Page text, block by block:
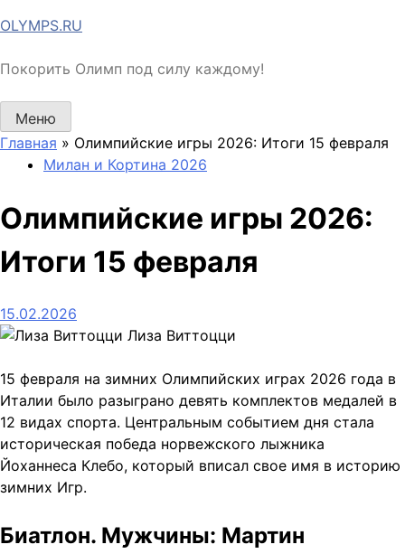
Перейти
содержимому
OLYMPS.RU
Покорить Олимп под силу каждому!
Меню
Главная » Олимпийские игры 2026: Итоги 15 февраля
Милан и Кортина 2026
Олимпийские игры 2026:
Итоги 15 февраля
15.02.2026
Лиза Виттоцци
15 февраля на зимних Олимпийских играх 2026 года в
Италии было разыграно девять комплектов медалей в
12 видах спорта. Центральным событием дня стала
историческая победа норвежского лыжника
Йоханнеса Клебо, который вписал свое имя в историю
зимних Игр.
Биатлон. Мужчины: Мартин